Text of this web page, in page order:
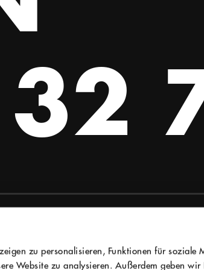
zu personalisieren, Funktionen für soziale
Website zu analysieren. Außerdem geben wir